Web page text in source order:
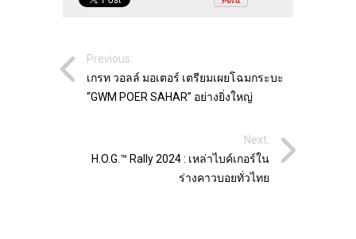
Previous:
เกรท วอลล์ มอเตอร์ เตรียมเผยโฉมกระบะ
“GWM POER SAHAR” อย่างยิ่งใหญ่
Next:
H.O.G.™ Rally 2024 : เหล่าไบค์เกอร์ใน
ร่างคาวบอยทั่วไทย